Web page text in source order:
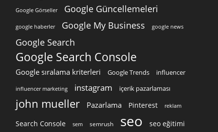
Google Görseller Google Güncellemeleri
google haberler Google My Business google news
Google Search
Google Search Console
Google sıralama kriterleri Google Trends influencer
influencer marketing instagram içerik pazarlaması
john mueller Pazarlama Pinterest reklam
Search Console sem semrush seo seo eğitimi